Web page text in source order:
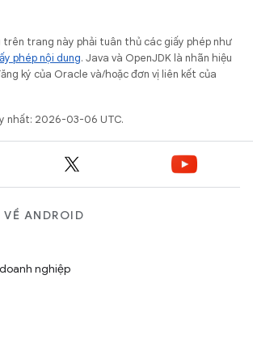
trên trang này phải tuân thủ các giấy phép như
phép nội dung. Java và OpenJDK là nhãn hiệu
ký của Oracle và/hoặc đơn vị liên kết của
nhất: 2026-03-06 UTC.
ANDROID
nghiệp